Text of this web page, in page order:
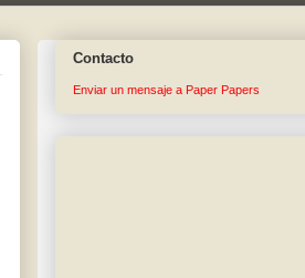
Contacto
Enviar un mensaje a Paper Papers